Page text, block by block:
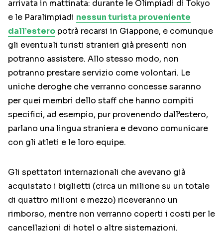
arrivata in mattinata: durante le Olimpiadi di Tokyo
e le Paralimpiadi nessun turista proveniente
dall’estero potrà recarsi in Giappone, e comunque
gli eventuali turisti stranieri già presenti non
potranno assistere. Allo stesso modo, non
potranno prestare servizio come volontari. Le
uniche deroghe che verranno concesse saranno
per quei membri dello staff che hanno compiti
specifici, ad esempio, pur provenendo dall’estero,
parlano una lingua straniera e devono comunicare
con gli atleti e le loro equipe.
Gli spettatori internazionali che avevano già
acquistato i biglietti (circa un milione su un totale
di quattro milioni e mezzo) riceveranno un
rimborso, mentre non verranno coperti i costi per le
cancellazioni di hotel o altre sistemazioni.